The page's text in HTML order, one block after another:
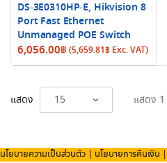
DS-3E0310HP-E, Hikvision 8
Port Fast Ethernet
Unmanaged POE Switch
6,056.00฿ (5,659.81฿ Exc. VAT)
แสดง แสดง 1
นโยบายความเป็นส่วนตัว นโยบายการคืนเงิน